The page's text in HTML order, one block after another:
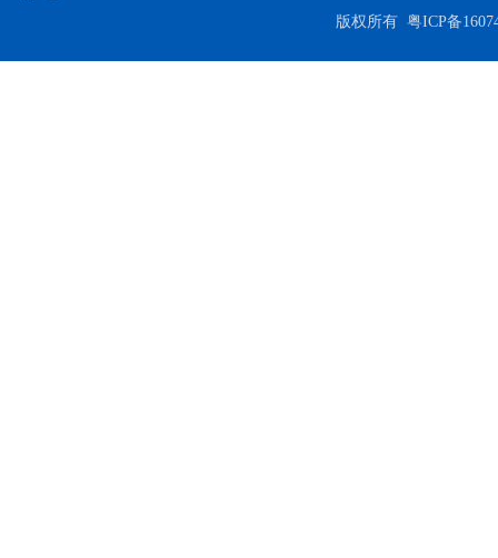
版权所有 粤ICP备